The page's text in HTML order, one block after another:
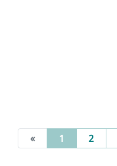
« 1 (current)
2